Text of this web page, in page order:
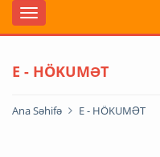
E - HÖKUMƏT
Ana Səhifə E - HÖKUMƏT